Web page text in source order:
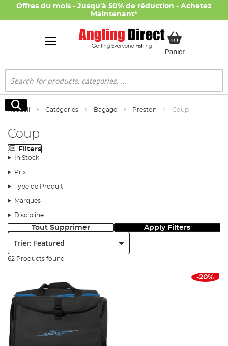
Offres du mois - Jusqu'à 50% de réduction - Achetez
Maintenant*
PanierMon panier
Rechercher
Rechercher
Accueil Catégories Bagage Preston Coup
Coup
Filters
In Stock
Prix
Type de Produit
Marques
Discipline
Tout Supprimer Apply Filters
62 Products found
-20%